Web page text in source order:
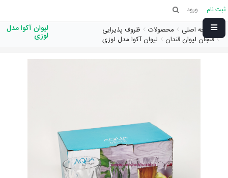
ثبت نام ورود
صفحه اصلی محصولات
ظروف پذیرایی
فنجان لیوان قندان
لیوان آکوا مدل لوزی
لیوان آکوا مدل
لوزی